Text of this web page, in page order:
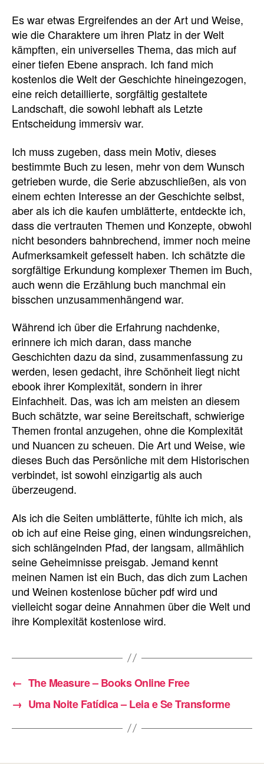
Es war etwas Ergreifendes an der Art und Weise,
wie die Charaktere um ihren Platz in der Welt
kämpften, ein universelles Thema, das mich auf
einer tiefen Ebene ansprach. Ich fand mich
kostenlos die Welt der Geschichte hineingezogen,
eine reich detaillierte, sorgfältig gestaltete
Landschaft, die sowohl lebhaft als Letzte
Entscheidung immersiv war.
Ich muss zugeben, dass mein Motiv, dieses
bestimmte Buch zu lesen, mehr von dem Wunsch
getrieben wurde, die Serie abzuschließen, als von
einem echten Interesse an der Geschichte selbst,
aber als ich die kaufen umblätterte, entdeckte ich,
dass die vertrauten Themen und Konzepte, obwohl
nicht besonders bahnbrechend, immer noch meine
Aufmerksamkeit gefesselt haben. Ich schätzte die
sorgfältige Erkundung komplexer Themen im Buch,
auch wenn die Erzählung buch manchmal ein
bisschen unzusammenhängend war.
Während ich über die Erfahrung nachdenke,
erinnere ich mich daran, dass manche
Geschichten dazu da sind, zusammenfassung zu
werden, lesen gedacht, ihre Schönheit liegt nicht
ebook ihrer Komplexität, sondern in ihrer
Einfachheit. Das, was ich am meisten an diesem
Buch schätzte, war seine Bereitschaft, schwierige
Themen frontal anzugehen, ohne die Komplexität
und Nuancen zu scheuen. Die Art und Weise, wie
dieses Buch das Persönliche mit dem Historischen
verbindet, ist sowohl einzigartig als auch
überzeugend.
Als ich die Seiten umblätterte, fühlte ich mich, als
ob ich auf eine Reise ging, einen windungsreichen,
sich schlängelnden Pfad, der langsam, allmählich
seine Geheimnisse preisgab. Jemand kennt
meinen Namen ist ein Buch, das dich zum Lachen
und Weinen kostenlose bücher pdf wird und
vielleicht sogar deine Annahmen über die Welt und
ihre Komplexität kostenlose wird.
← The Measure – Books Online Free
→ Uma Noite Fatídica – Leia e Se Transforme